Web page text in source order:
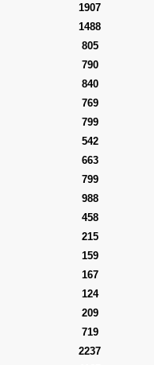
1907
1488
805
790
840
769
799
542
663
799
988
458
215
159
167
124
209
719
2237